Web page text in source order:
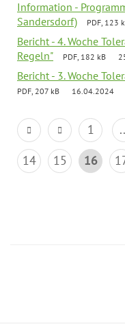
Information -
Sandersdorf)
PDF, 123
Bericht - 4. Woche
Regeln"
PDF, 182 kB
Bericht - 3. Woche
PDF, 207 kB 16.04.2024
1
14
15 16